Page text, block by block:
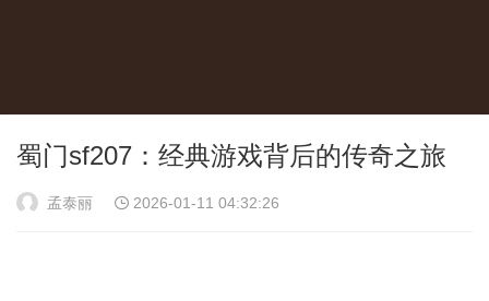
蜀门sf207：经典游戏背后的传奇之旅
孟泰丽 2026-01-11 04:32:26